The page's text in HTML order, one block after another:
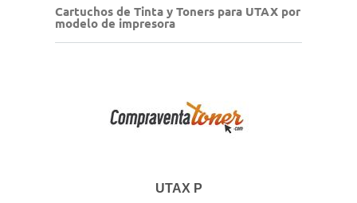
Cartuchos de Tinta y Toners para UTAX por
modelo de impresora
UTAX P